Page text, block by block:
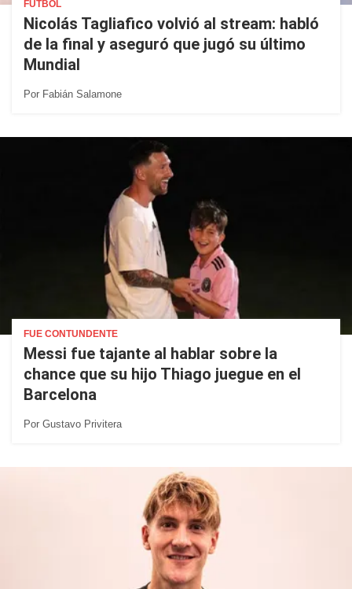
FÚTBOL
Nicolás Tagliafico volvió al stream: habló
de la final y aseguró que jugó su último
Mundial
Por Fabián Salamone
FUE CONTUNDENTE
Messi fue tajante al hablar sobre la
chance que su hijo Thiago juegue en el
Barcelona
Por Gustavo Privitera